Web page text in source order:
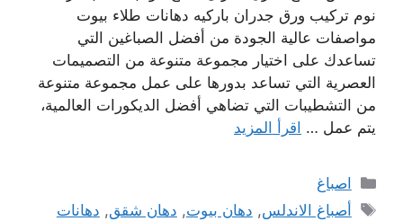
نوم تركيب ورق جدران باركيه دهانات طلاء بيوت
مواصفات عالية الجودة من أفضل الصباغين التي
تساعدك على اختيار مجموعة متنوعة من التصميمات
العصرية التي تساعد بدورها على عمل مجموعة متنوعة
من التشطيبات التي تضاهي أفضل الديكورات العالمية،
يتم عمل … اقرأ المزيد
التصنيفات
اصباغ
الوسوم
أصباغ الاندلس, دهان بيوت, دهان شقق, دهانات